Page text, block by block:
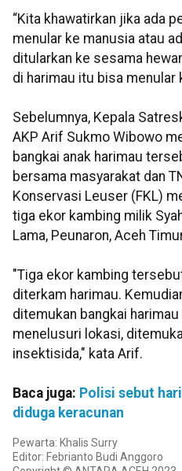
“Kita khawatirkan jika ada
menular ke manusia atau
ditularkan ke sesama
di harimau itu bisa menular
Sebelumnya, Kepala
AKP Arif Sukmo Wibowo
bangkai anak harimau
bersama masyarakat dan
Konservasi Leuser (FKL)
tiga ekor kambing milik
Lama, Peunaron, Aceh
"Tiga ekor kambing
diterkam harimau.
ditemukan bangkai
menelusuri lokasi,
insektisida," kata Arif.
Baca juga: Polisi sebut
diduga keracunan
Pewarta: Khalis Surry
Editor: Febrianto Budi Anggoro